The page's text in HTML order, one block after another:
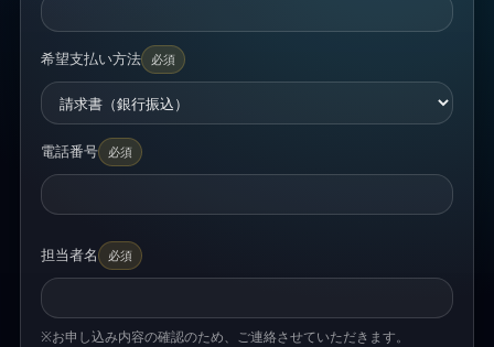
希望支払い方法 必須
電話番号 必須
担当者名 必須
※お申し込み内容の確認のため、ご連絡させていただきます。